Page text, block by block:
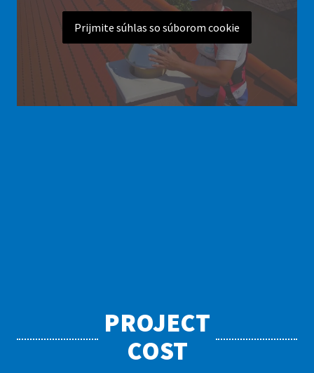
Prijmite súhlas so súborom cookie
PROJECT
COST